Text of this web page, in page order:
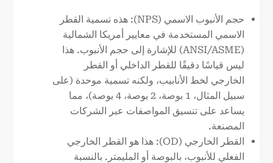
حجم الأنبوب الاسمي (NPS): هذه تسمية القطر
الاسمي المستخدمة في معايير أمريكا الشمالية
(ANSI/ASME) للإشارة إلى حجم الأنبوب. هذا
ليس قياسًا دقيقًا للقطر الداخلي أو القطر
الخارجي لخط الأنابيب، ولكنه تسمية موحدة (على
سبيل المثال، 1 بوصة، 2 بوصة، 4 بوصة)، مما
يساعد على تنسيق المواصفات عبر الشركات
المصنعة.
القطر الخارجي (OD): هذا هو القطر الخارجي
الفعلي للأنبوب، بالبوصة أو المليمتر. بالنسبة